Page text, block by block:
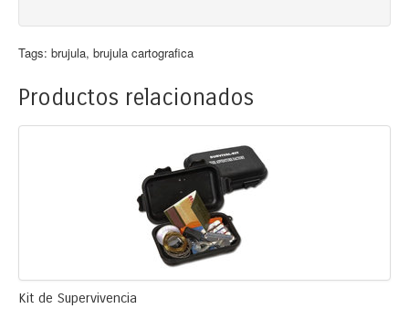
Tags: brujula, brujula cartografica
Productos relacionados
Kit de Supervivencia